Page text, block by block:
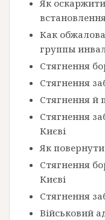
Як
Как
группы
Стягнення
Стягнення
Стягнення й
Стягнення
Києві
Як
Стягнення
Києві
Стягнення
Військовий